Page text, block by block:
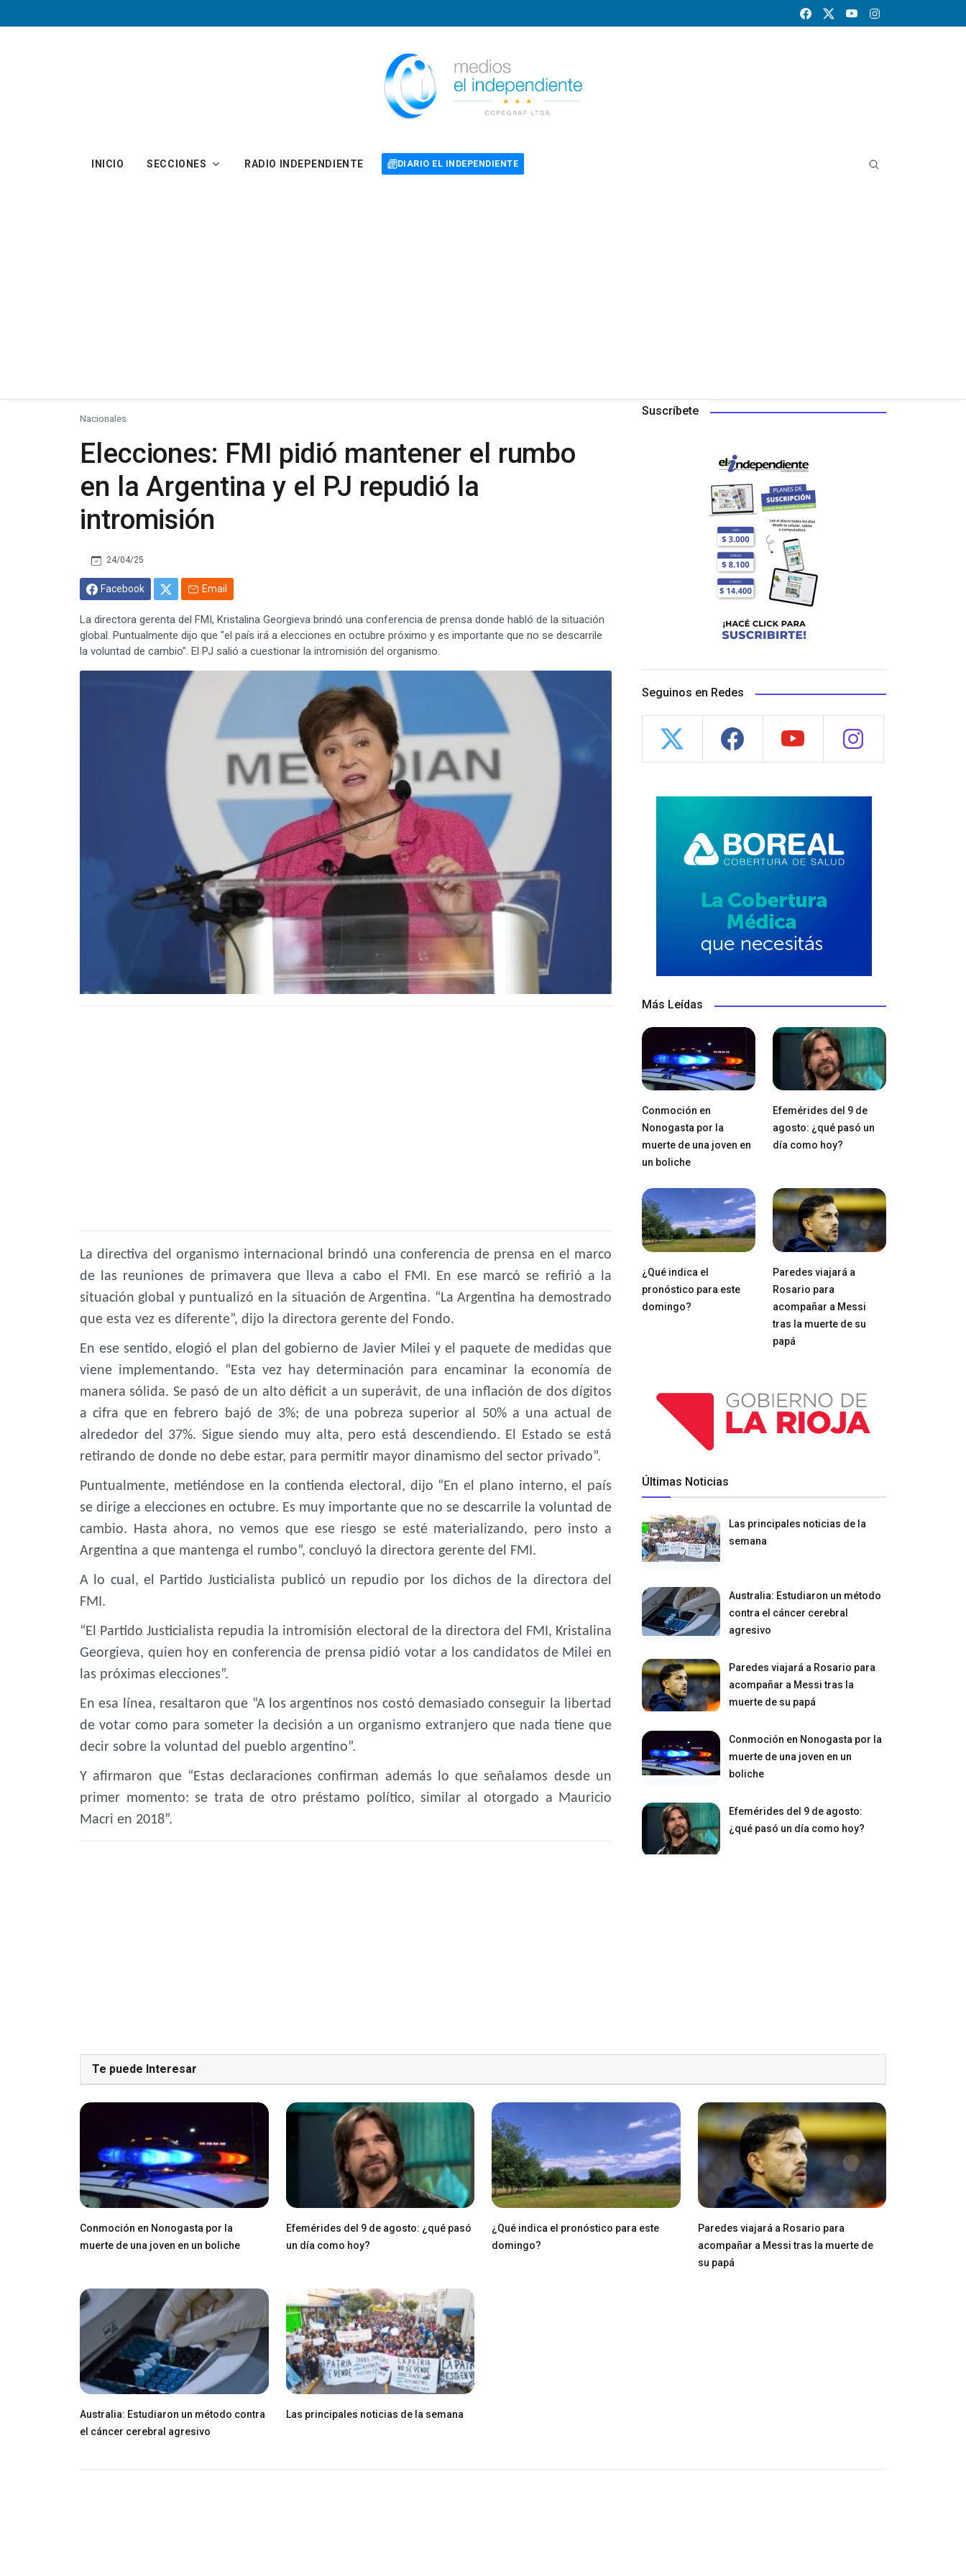
INICIO SECCIONES RADIO INDEPENDIENTE DIARIO EL INDEPENDIENTE
Nacionales
Elecciones: FMI pidió mantener el rumbo
en la Argentina y el PJ repudió la
intromisión
24/04/25
Facebook Email
La directora gerenta del FMI, Kristalina Georgieva brindó una conferencia de prensa donde habló de la situación
global. Puntualmente dijo que "el país irá a elecciones en octubre próximo y es importante que no se descarrile
la voluntad de cambio". El PJ salió a cuestionar la intromisión del organismo.
La directiva del organismo internacional brindó una conferencia de prensa en el marco
de las reuniones de primavera que lleva a cabo el FMI. En ese marcó se refirió a la
situación global y puntualizó en la situación de Argentina. “La Argentina ha demostrado
que esta vez es diferente”, dijo la directora gerente del Fondo.
En ese sentido, elogió el plan del gobierno de Javier Milei y el paquete de medidas que
viene implementando. “Esta vez hay determinación para encaminar la economía de
manera sólida. Se pasó de un alto déficit a un superávit, de una inflación de dos dígitos
a cifra que en febrero bajó de 3%; de una pobreza superior al 50% a una actual de
alrededor del 37%. Sigue siendo muy alta, pero está descendiendo. El Estado se está
retirando de donde no debe estar, para permitir mayor dinamismo del sector privado”.
Puntualmente, metiéndose en la contienda electoral, dijo “En el plano interno, el país
se dirige a elecciones en octubre. Es muy importante que no se descarrile la voluntad de
cambio. Hasta ahora, no vemos que ese riesgo se esté materializando, pero insto a
Argentina a que mantenga el rumbo”, concluyó la directora gerente del FMI.
A lo cual, el Partido Justicialista publicó un repudio por los dichos de la directora del
FMI.
“El Partido Justicialista repudia la intromisión electoral de la directora del FMI, Kristalina
Georgieva, quien hoy en conferencia de prensa pidió votar a los candidatos de Milei en
las próximas elecciones”.
En esa línea, resaltaron que “A los argentinos nos costó demasiado conseguir la libertad
de votar como para someter la decisión a un organismo extranjero que nada tiene que
decir sobre la voluntad del pueblo argentino”.
Y afirmaron que “Estas declaraciones confirman además lo que señalamos desde un
primer momento: se trata de otro préstamo político, similar al otorgado a Mauricio
Macri en 2018”.
Suscríbete
Seguinos en Redes
Más Leídas
Conmoción en
Nonogasta por la
muerte de una joven en
un boliche
Efemérides del 9 de
agosto: ¿qué pasó un
día como hoy?
¿Qué indica el
pronóstico para este
domingo?
Paredes viajará a
Rosario para
acompañar a Messi
tras la muerte de su
papá
Últimas Noticias
Las principales noticias de la
semana
Australia: Estudiaron un método
contra el cáncer cerebral
agresivo
Paredes viajará a Rosario para
acompañar a Messi tras la
muerte de su papá
Conmoción en Nonogasta por la
muerte de una joven en un
boliche
Efemérides del 9 de agosto:
¿qué pasó un día como hoy?
Te puede Interesar
Conmoción en Nonogasta por la
muerte de una joven en un boliche
Efemérides del 9 de agosto: ¿qué pasó
un día como hoy?
¿Qué indica el pronóstico para este
domingo?
Paredes viajará a Rosario para
acompañar a Messi tras la muerte de
su papá
Australia: Estudiaron un método contra
el cáncer cerebral agresivo
Las principales noticias de la semana